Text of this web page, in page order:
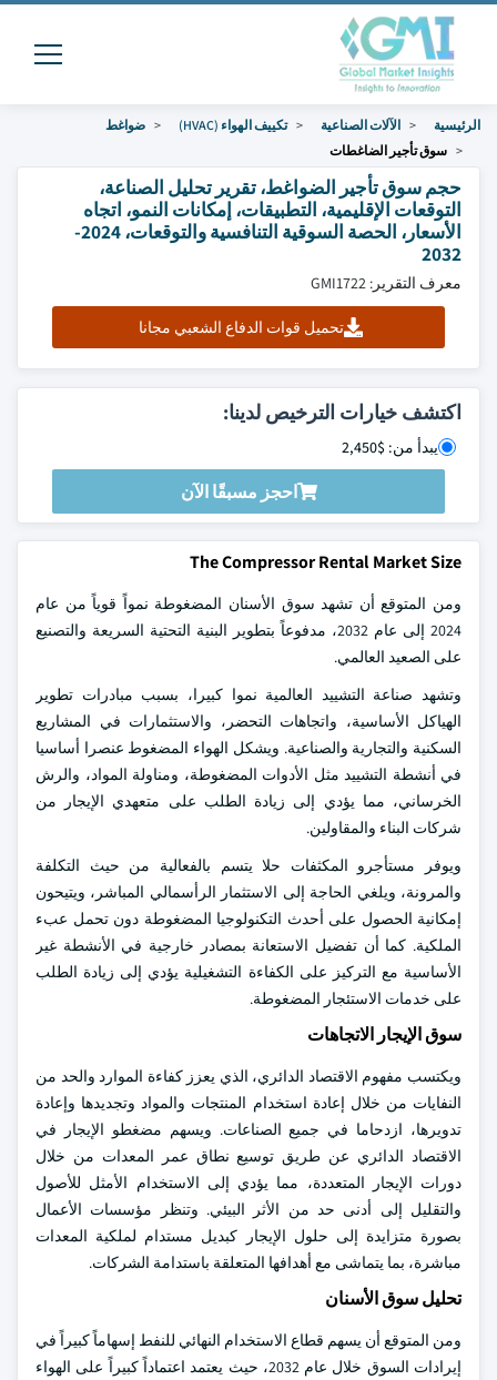
الرئيسية الآلات الصناعية تكييف الهواء (HVAC)
ضواغط
سوق تأجير الضاغطات
حجم سوق تأجير الضواغط، تقرير تحليل الصناعة،
التوقعات الإقليمية، التطبيقات، إمكانات النمو، اتجاه
الأسعار، الحصة السوقية التنافسية والتوقعات، 2024-
2032
معرف التقرير: GMI1722
تحميل قوات الدفاع الشعبي مجانا
اكتشف خيارات الترخيص لدينا:
يبدأ من: $2,450
احجز مسبقًا الآن
The Compressor Rental Market Size
ومن المتوقع أن تشهد سوق الأسنان المضغوطة نمواً قوياً من عام
2024 إلى عام 2032، مدفوعاً بتطوير البنية التحتية السريعة والتصنيع
على الصعيد العالمي.
وتشهد صناعة التشييد العالمية نموا كبيرا، بسبب مبادرات تطوير
الهياكل الأساسية، واتجاهات التحضر، والاستثمارات في المشاريع
السكنية والتجارية والصناعية. ويشكل الهواء المضغوط عنصرا أساسيا
في أنشطة التشييد مثل الأدوات المضغوطة، ومناولة المواد، والرش
الخرساني، مما يؤدي إلى زيادة الطلب على متعهدي الإيجار من
شركات البناء والمقاولين.
ويوفر مستأجرو المكثفات حلا يتسم بالفعالية من حيث التكلفة
والمرونة، ويلغي الحاجة إلى الاستثمار الرأسمالي المباشر، ويتيحون
إمكانية الحصول على أحدث التكنولوجيا المضغوطة دون تحمل عبء
الملكية. كما أن تفضيل الاستعانة بمصادر خارجية في الأنشطة غير
الأساسية مع التركيز على الكفاءة التشغيلية يؤدي إلى زيادة الطلب
على خدمات الاستئجار المضغوطة.
سوق الإيجار الاتجاهات
ويكتسب مفهوم الاقتصاد الدائري، الذي يعزز كفاءة الموارد والحد من
النفايات من خلال إعادة استخدام المنتجات والمواد وتجديدها وإعادة
تدويرها، ازدحاما في جميع الصناعات. ويسهم مضغطو الإيجار في
الاقتصاد الدائري عن طريق توسيع نطاق عمر المعدات من خلال
دورات الإيجار المتعددة، مما يؤدي إلى الاستخدام الأمثل للأصول
والتقليل إلى أدنى حد من الأثر البيئي. وتنظر مؤسسات الأعمال
بصورة متزايدة إلى حلول الإيجار كبديل مستدام لملكية المعدات
مباشرة، بما يتماشى مع أهدافها المتعلقة باستدامة الشركات.
تحليل سوق الأسنان
ومن المتوقع أن يسهم قطاع الاستخدام النهائي للنفط إسهاماً كبيراً في
إيرادات السوق خلال عام 2032، حيث يعتمد اعتماداً كبيراً على الهواء